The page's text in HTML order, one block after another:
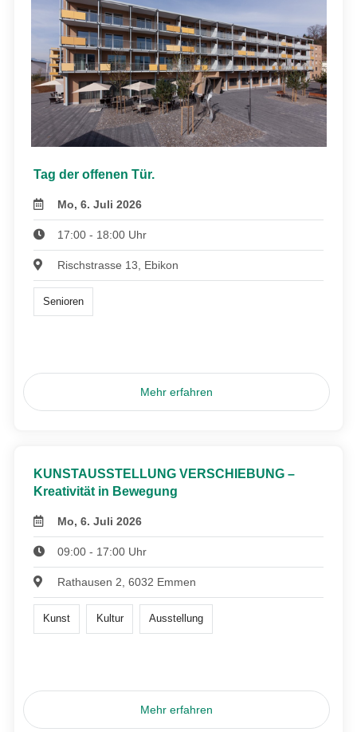
Tag der offenen Tür.
Mo, 6. Juli 2026
17:00 - 18:00 Uhr
Rischstrasse 13, Ebikon
Senioren
Mehr erfahren
KUNSTAUSSTELLUNG VERSCHIEBUNG –
Kreativität in Bewegung
Mo, 6. Juli 2026
09:00 - 17:00 Uhr
Rathausen 2, 6032 Emmen
Kunst Kultur Ausstellung
Mehr erfahren